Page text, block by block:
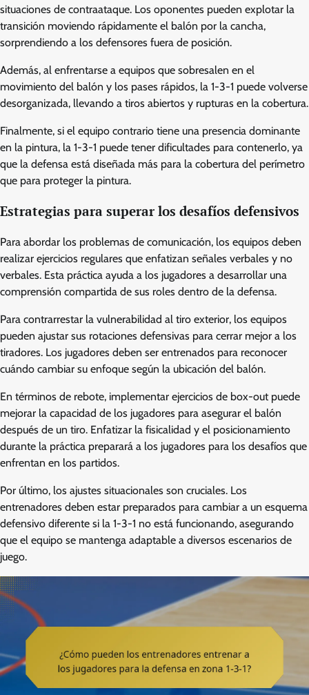
situaciones de contraataque. Los oponentes pueden explotar la
transición moviendo rápidamente el balón por la cancha,
sorprendiendo a los defensores fuera de posición.
Además, al enfrentarse a equipos que sobresalen en el
movimiento del balón y los pases rápidos, la 1-3-1 puede volverse
desorganizada, llevando a tiros abiertos y rupturas en la cobertura.
Finalmente, si el equipo contrario tiene una presencia dominante
en la pintura, la 1-3-1 puede tener dificultades para contenerlo, ya
que la defensa está diseñada más para la cobertura del perímetro
que para proteger la pintura.
Estrategias para superar los desafíos defensivos
Para abordar los problemas de comunicación, los equipos deben
realizar ejercicios regulares que enfatizan señales verbales y no
verbales. Esta práctica ayuda a los jugadores a desarrollar una
comprensión compartida de sus roles dentro de la defensa.
Para contrarrestar la vulnerabilidad al tiro exterior, los equipos
pueden ajustar sus rotaciones defensivas para cerrar mejor a los
tiradores. Los jugadores deben ser entrenados para reconocer
cuándo cambiar su enfoque según la ubicación del balón.
En términos de rebote, implementar ejercicios de box-out puede
mejorar la capacidad de los jugadores para asegurar el balón
después de un tiro. Enfatizar la fisicalidad y el posicionamiento
durante la práctica preparará a los jugadores para los desafíos que
enfrentan en los partidos.
Por último, los ajustes situacionales son cruciales. Los
entrenadores deben estar preparados para cambiar a un esquema
defensivo diferente si la 1-3-1 no está funcionando, asegurando
que el equipo se mantenga adaptable a diversos escenarios de
juego.